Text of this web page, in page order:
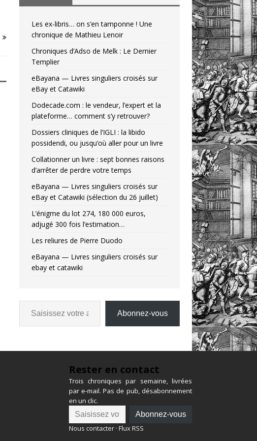
Les ex-libris… on s’en tamponne ! Une
chronique de Mathieu Lenoir
Chroniques d’Adso de Melk : Le Dernier
Templier
eBayana — Livres singuliers croisés sur
eBay et Catawiki
Dodecade.com : le vendeur, l’expert et la
plateforme… comment s’y retrouver?
Dossiers cliniques de l’IGLI : la libido
possidendi, ou jusqu’où aller pour un livre
Collationner un livre : sept bonnes raisons
d’arrêter de perdre votre temps
eBayana — Livres singuliers croisés sur
eBay et Catawiki (sélection du 26 juillet)
L’énigme du lot 274, 180 000 euros,
adjugé 300 fois l’estimation…
Les reliures de Pierre Duodo
eBayana — Livres singuliers croisés sur
ebay et catawiki
Abonnez-vous
Rester en contact
Trois chroniques par semaine, livrées
par e-mail. Pas de pub, désabonnement
en un clic.
Abonnez-vous
Nous contacter ·Flux RSS